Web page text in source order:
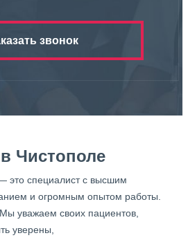
звонок
Чистополе
это специалист с высшим
и огромным опытом работы.
Мы уважаем своих пациентов,
уверены,